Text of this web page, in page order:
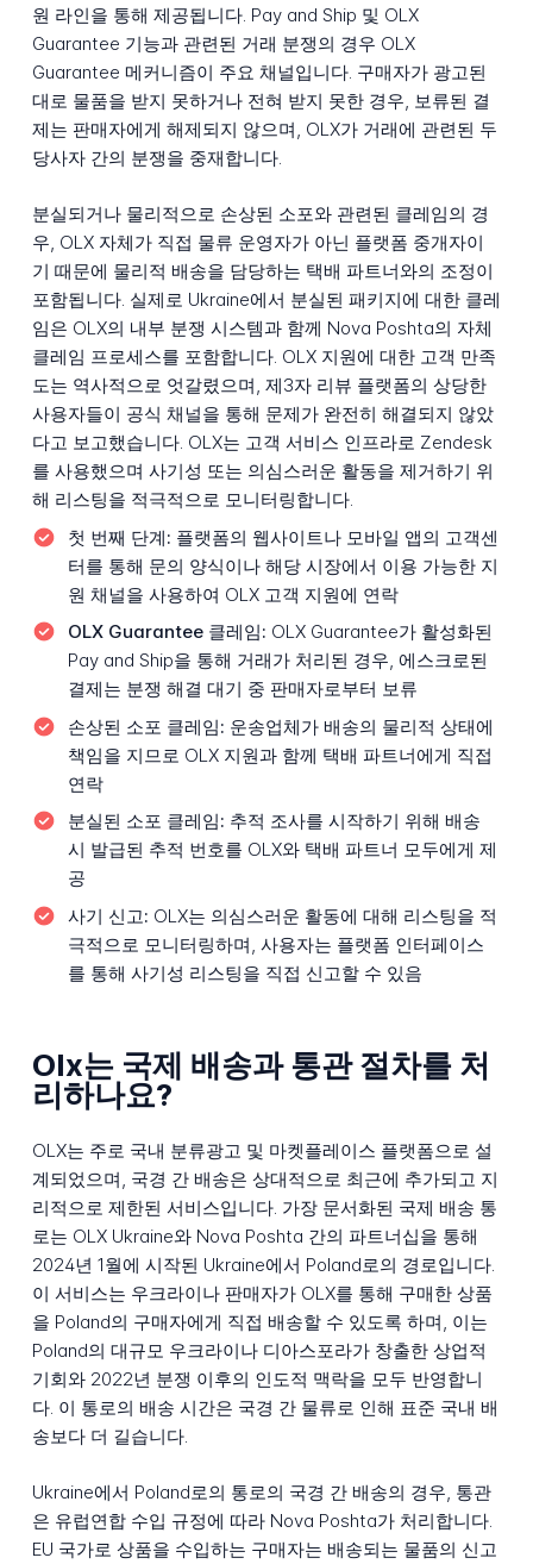
원 라인을 통해 제공됩니다. Pay and Ship 및 OLX
Guarantee 기능과 관련된 거래 분쟁의 경우 OLX
Guarantee 메커니즘이 주요 채널입니다. 구매자가 광고된
대로 물품을 받지 못하거나 전혀 받지 못한 경우, 보류된 결
제는 판매자에게 해제되지 않으며, OLX가 거래에 관련된 두
당사자 간의 분쟁을 중재합니다.
분실되거나 물리적으로 손상된 소포와 관련된 클레임의 경
우, OLX 자체가 직접 물류 운영자가 아닌 플랫폼 중개자이
기 때문에 물리적 배송을 담당하는 택배 파트너와의 조정이
포함됩니다. 실제로 Ukraine에서 분실된 패키지에 대한 클레
임은 OLX의 내부 분쟁 시스템과 함께 Nova Poshta의 자체
클레임 프로세스를 포함합니다. OLX 지원에 대한 고객 만족
도는 역사적으로 엇갈렸으며, 제3자 리뷰 플랫폼의 상당한
사용자들이 공식 채널을 통해 문제가 완전히 해결되지 않았
다고 보고했습니다. OLX는 고객 서비스 인프라로 Zendesk
를 사용했으며 사기성 또는 의심스러운 활동을 제거하기 위
해 리스팅을 적극적으로 모니터링합니다.
첫 번째 단계: 플랫폼의 웹사이트나 모바일 앱의 고객센
터를 통해 문의 양식이나 해당 시장에서 이용 가능한 지
원 채널을 사용하여 OLX 고객 지원에 연락
OLX Guarantee 클레임: OLX Guarantee가 활성화된
Pay and Ship을 통해 거래가 처리된 경우, 에스크로된
결제는 분쟁 해결 대기 중 판매자로부터 보류
손상된 소포 클레임: 운송업체가 배송의 물리적 상태에
책임을 지므로 OLX 지원과 함께 택배 파트너에게 직접
연락
분실된 소포 클레임: 추적 조사를 시작하기 위해 배송
시 발급된 추적 번호를 OLX와 택배 파트너 모두에게 제
공
사기 신고: OLX는 의심스러운 활동에 대해 리스팅을 적
극적으로 모니터링하며, 사용자는 플랫폼 인터페이스
를 통해 사기성 리스팅을 직접 신고할 수 있음
Olx는 국제 배송과 통관 절차를 처
리하나요?
OLX는 주로 국내 분류광고 및 마켓플레이스 플랫폼으로 설
계되었으며, 국경 간 배송은 상대적으로 최근에 추가되고 지
리적으로 제한된 서비스입니다. 가장 문서화된 국제 배송 통
로는 OLX Ukraine와 Nova Poshta 간의 파트너십을 통해
2024년 1월에 시작된 Ukraine에서 Poland로의 경로입니다.
이 서비스는 우크라이나 판매자가 OLX를 통해 구매한 상품
을 Poland의 구매자에게 직접 배송할 수 있도록 하며, 이는
Poland의 대규모 우크라이나 디아스포라가 창출한 상업적
기회와 2022년 분쟁 이후의 인도적 맥락을 모두 반영합니
다. 이 통로의 배송 시간은 국경 간 물류로 인해 표준 국내 배
송보다 더 길습니다.
Ukraine에서 Poland로의 통로의 국경 간 배송의 경우, 통관
은 유럽연합 수입 규정에 따라 Nova Poshta가 처리합니다.
EU 국가로 상품을 수입하는 구매자는 배송되는 물품의 신고